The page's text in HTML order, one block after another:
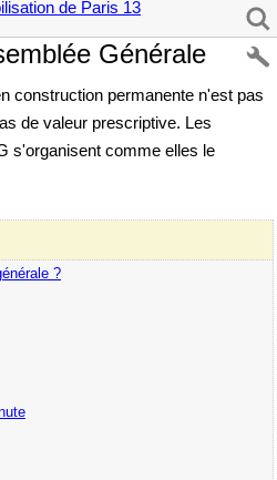
Générale
construction permanente n'est pas
de valeur prescriptive. Les
s'organisent comme elles le
?